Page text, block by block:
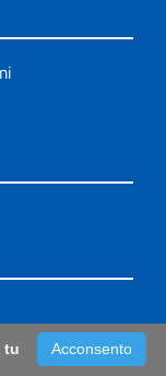
istanza per
Acconsento
tu